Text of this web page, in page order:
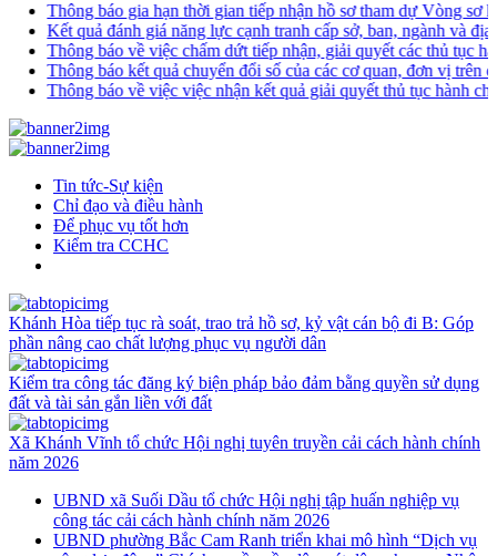
báo gia hạn thời gian tiếp nhận hồ sơ tham dự Vòng sơ khảo
quả đánh giá năng lực cạnh tranh cấp sở, ban, ngành và địa
báo về việc chấm dứt tiếp nhận, giải quyết các thủ tục hành
báo kết quả chuyển đổi số của các cơ quan, đơn vị trên địa bàn
báo về việc việc nhận kết quả giải quyết thủ tục hành chính
Tin tức-Sự kiện
Chỉ đạo và điều hành
Để phục vụ tốt hơn
Kiểm tra CCHC
Khánh Hòa tiếp tục rà soát, trao trả hồ sơ, kỷ vật cán bộ đi B: Góp
phần nâng cao chất lượng phục vụ người dân
Kiểm tra công tác đăng ký biện pháp bảo đảm bằng quyền sử dụng
đất và tài sản gắn liền với đất
Xã Khánh Vĩnh tổ chức Hội nghị tuyên truyền cải cách hành chính
năm 2026
UBND xã Suối Dầu tổ chức Hội nghị tập huấn nghiệp vụ
công tác cải cách hành chính năm 2026
UBND phường Bắc Cam Ranh triển khai mô hình “Dịch vụ